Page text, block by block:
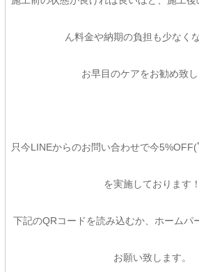
ん料金や納期の負担も少なく
お早目のケアをお勧め致
只今LINEからのお問い合わせで今
を実施しております！
下記のQRコードを読み込むか、ホームパ
お願い致します。